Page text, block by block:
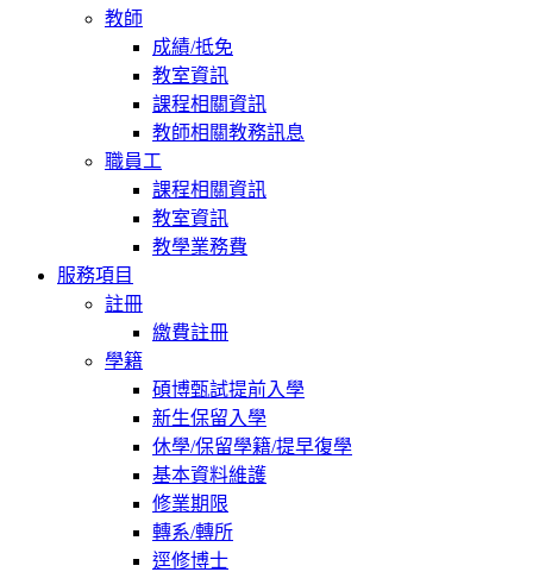
教師
成績/抵免
教室資訊
課程相關資訊
教師相關教務訊息
職員工
課程相關資訊
教室資訊
教學業務費
服務項目
註冊
繳費註冊
學籍
碩博甄試提前入學
新生保留入學
休學/保留學籍/提早復學
基本資料維護
修業期限
轉系/轉所
逕修博士